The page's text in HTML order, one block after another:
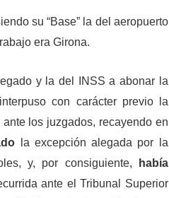
su “Base” la del aeropuerto
era Girona.
y la del INSS a abonar la
con carácter previo la
los juzgados, recayendo en
la excepción alegada por la
y, por consiguiente,
había
ante el Tribunal Superior